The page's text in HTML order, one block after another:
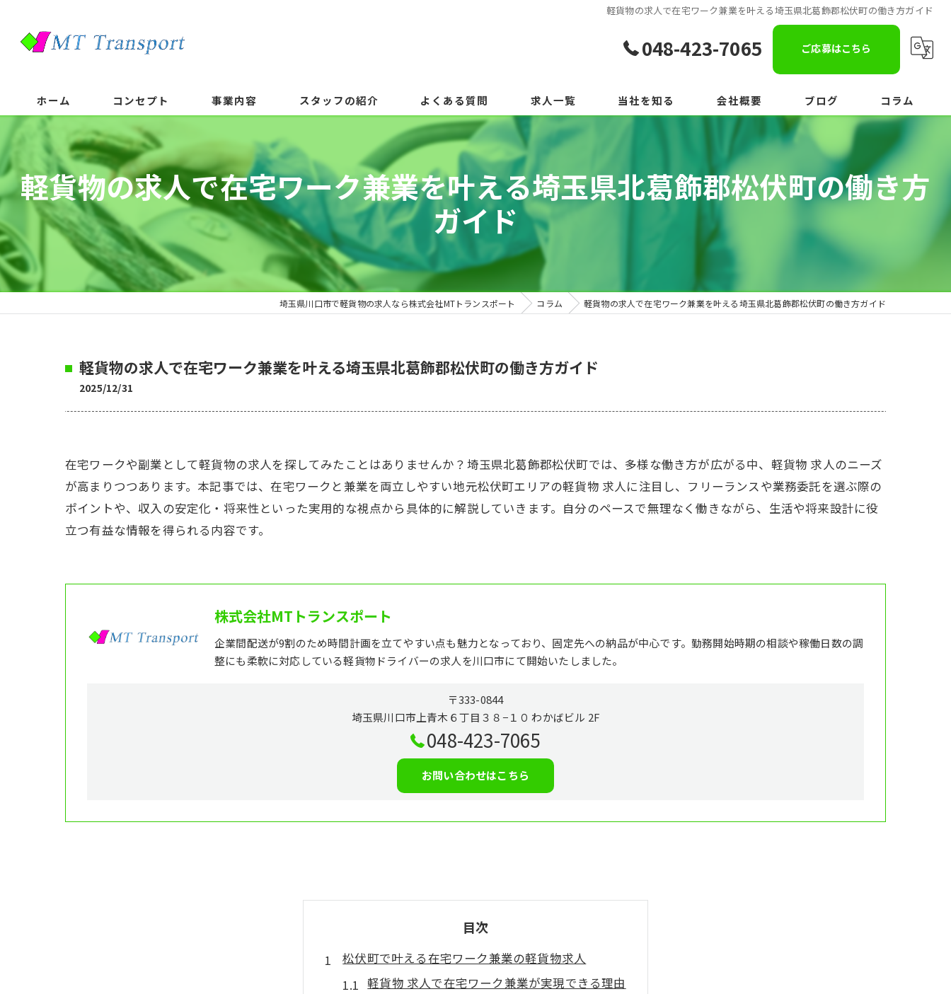
軽貨物の求人で在宅ワーク兼業を叶える埼玉県北葛飾郡松伏町の働き方ガイド
048-423-7065 ご応募はこちら
ホーム コンセプト 事業内容 スタッフの紹介 よくある質問 求人一覧 当社を知る 会社概要 ブログ コラム
軽貨物の求人で在宅ワーク兼業を叶える埼玉県北葛飾郡松伏町の働き方
ガイド
埼玉県川口市で軽貨物の求人なら株式会社MTトランスポート コラム 軽貨物の求人で在宅ワーク兼業を叶える埼玉県北葛飾郡松伏町の働き方ガイド
軽貨物の求人で在宅ワーク兼業を叶える埼玉県北葛飾郡松伏町の働き方ガイド
2025/12/31
在宅ワークや副業として軽貨物の求人を探してみたことはありませんか？埼玉県北葛飾郡松伏町では、多様な働き方が広がる中、軽貨物 求人のニーズ
が高まりつつあります。本記事では、在宅ワークと兼業を両立しやすい地元松伏町エリアの軽貨物 求人に注目し、フリーランスや業務委託を選ぶ際の
ポイントや、収入の安定化・将来性といった実用的な視点から具体的に解説していきます。自分のペースで無理なく働きながら、生活や将来設計に役
立つ有益な情報を得られる内容です。
株式会社MTトランスポート
企業間配送が9割のため時間計画を立てやすい点も魅力となっており、固定先への納品が中心です。勤務開始時期の相談や稼働日数の調
整にも柔軟に対応している軽貨物ドライバーの求人を川口市にて開始いたしました。
〒333-0844
埼玉県川口市上青木６丁目３８−１０ わかばビル 2F
048-423-7065
お問い合わせはこちら
目次
松伏町で叶える在宅ワーク兼業の軽貨物求人
軽貨物 求人で在宅ワーク兼業が実現できる理由